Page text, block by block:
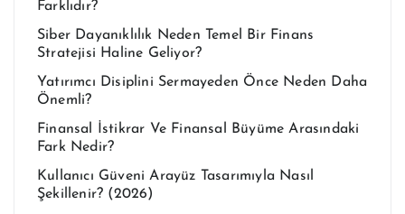
Farklıdır?
Siber Dayanıklılık Neden Temel Bir Finans
Stratejisi Haline Geliyor?
Yatırımcı Disiplini Sermayeden Önce Neden Daha
Önemli?
Finansal İstikrar Ve Finansal Büyüme Arasındaki
Fark Nedir?
Kullanıcı Güveni Arayüz Tasarımıyla Nasıl
Şekillenir? (2026)